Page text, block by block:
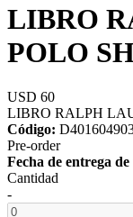
LIBRO
POLO
USD 60
LIBRO RALPH
Código:
Pre-order
Fecha de entrega
Cantidad
-